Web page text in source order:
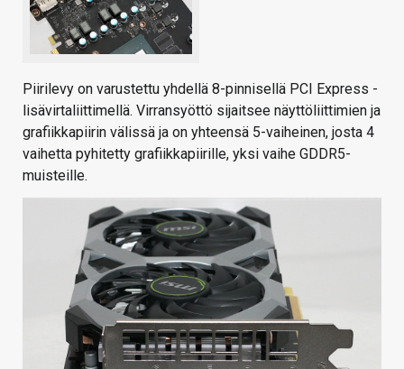
Piirilevy on varustettu yhdellä 8-pinnisellä PCI Express -
lisävirtaliittimellä. Virransyöttö sijaitsee näyttöliittimien ja
grafiikkapiirin välissä ja on yhteensä 5-vaiheinen, josta 4
vaihetta pyhitetty grafiikkapiirille, yksi vaihe GDDR5-
muisteille.